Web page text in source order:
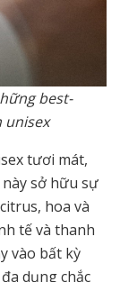
best-
unisex
tươi mát,
sở hữu sự
hoa và
tế và thanh
vào bất kỳ
dụng chắc